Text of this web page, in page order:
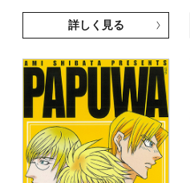
詳しく見る